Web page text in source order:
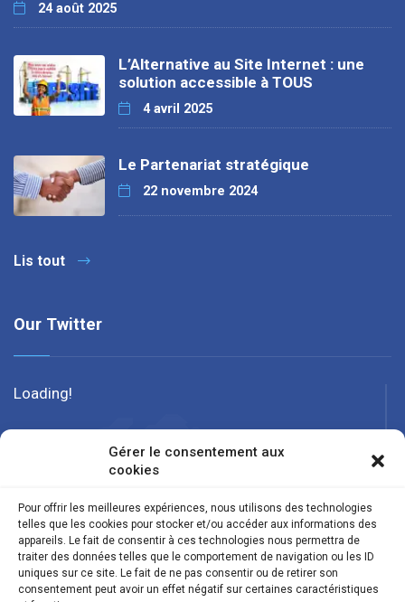
Gérer le consentement aux
cookies
Pour offrir les meilleures expériences, nous utilisons des technologies
telles que les cookies pour stocker et/ou accéder aux informations des
appareils. Le fait de consentir à ces technologies nous permettra de
traiter des données telles que le comportement de navigation ou les ID
uniques sur ce site. Le fait de ne pas consentir ou de retirer son
consentement peut avoir un effet négatif sur certaines caractéristiques
24 août 2025
L’Alternative au Site Internet : une
solution accessible à TOUS
4 avril 2025
Le Partenariat stratégique
22 novembre 2024
Lis tout
Our Twitter
Loading!